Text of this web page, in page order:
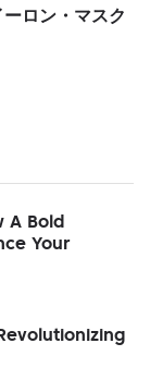
ロン・マスク
A Bold
Your